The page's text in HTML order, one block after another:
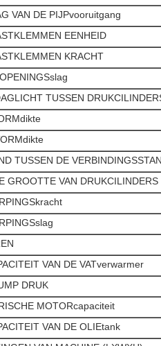
VAN DE PIJPvooruitgang
VASTKLEMMEN
KRACHT
TUSSEN
TUSSEN DE
GROOTTE VAN DRUKCILINDERS
VAN DE VATverwarmer
DRUK
MOTORcapaciteit
VAN DE OLIEtank